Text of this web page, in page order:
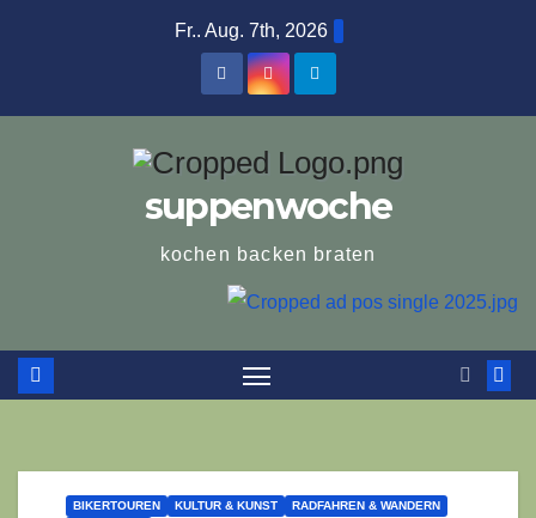
Fr.. Aug. 7th, 2026
suppenwoche
kochen backen braten
BIKERTOUREN KULTUR & KUNST
RADFAHREN & WANDERN